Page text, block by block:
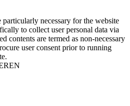
necessary for the website
to collect user personal data via
contents are termed as non-necessary
user consent prior to running